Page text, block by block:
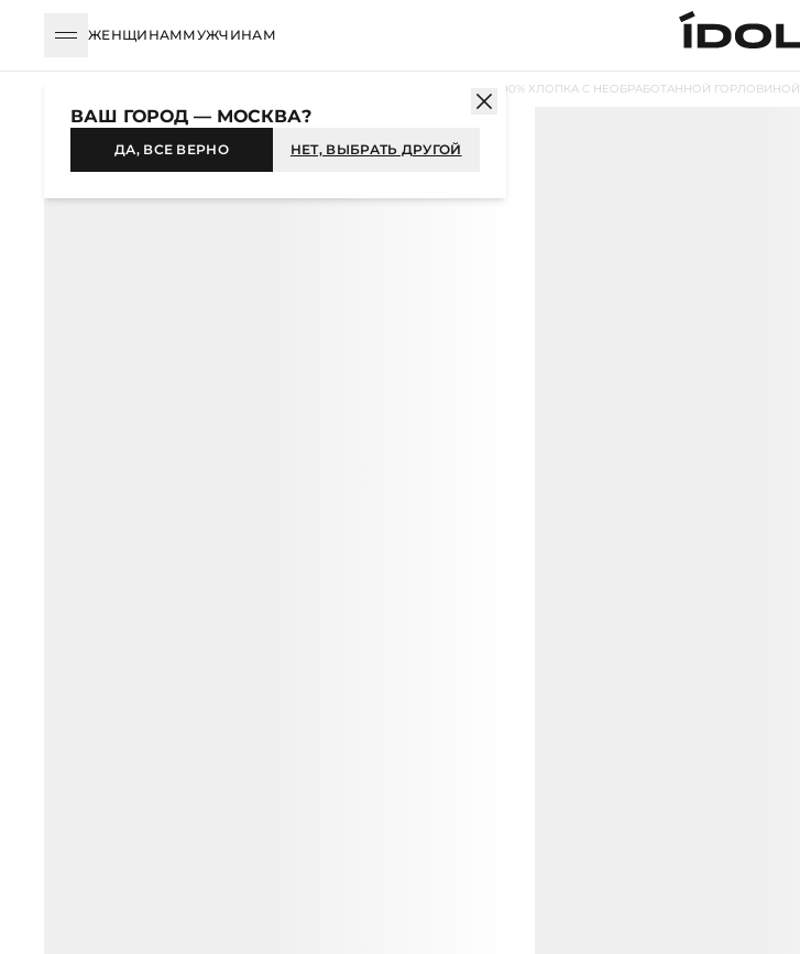
ЖЕНЩИНАММУЖЧИНАМ
ФУТБОЛКА ИЗ 100% ХЛОПКА С НЕОБРАБОТАННОЙ ГОРЛОВИНОЙ
ВАШ ГОРОД — МОСКВА?
ДА, ВСЕ ВЕРНО НЕТ, ВЫБРАТЬ ДРУГОЙ